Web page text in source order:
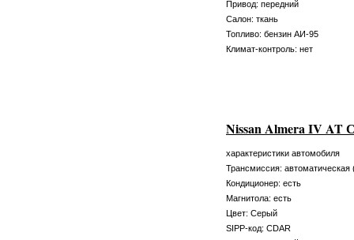
Привод: передний
Салон: ткань
Топливо: бензин АИ-95
Климат-контроль: нет
Nissan Almera IV AT
характеристики автомобиля
Трансмиссия: автоматическая
Кондиционер: есть
Магнитола: есть
Цвет: Серый
SIPP-код: CDAR